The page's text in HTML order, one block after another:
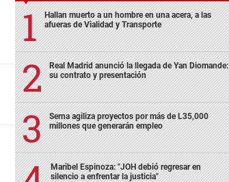
Hallan muerto a un hombre en una acera, a las
afueras de Vialidad y Transporte
Real Madrid anunció la llegada de Yan Diomande:
su contrato y presentación
Serna agiliza proyectos por más de L35,000
millones que generarán empleo
Maribel Espinoza: "JOH debió regresar en
silencio a enfrentar la justicia"